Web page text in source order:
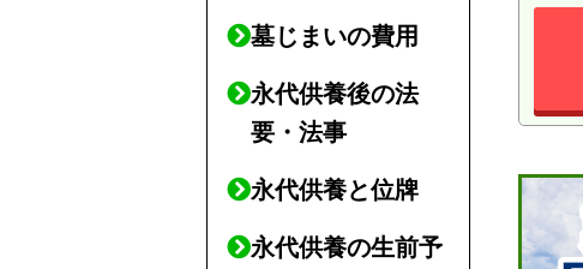
墓じまいの費用
永代供養後の法
要・法事
永代供養と位牌
永代供養の生前予